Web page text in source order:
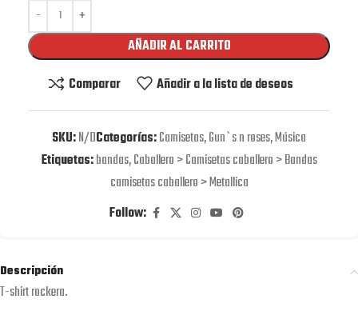
AÑADIR AL CARRITO
Comparar
Añadir a la lista de deseos
SKU:N/DCategorías:Camisetas,Gun`s n roses,Música
Etiquetas:bandas,Caballero > Camisetas caballero > Bandas
camisetas caballero > Metallica
Follow:
Descripción
T-shirt rockera.